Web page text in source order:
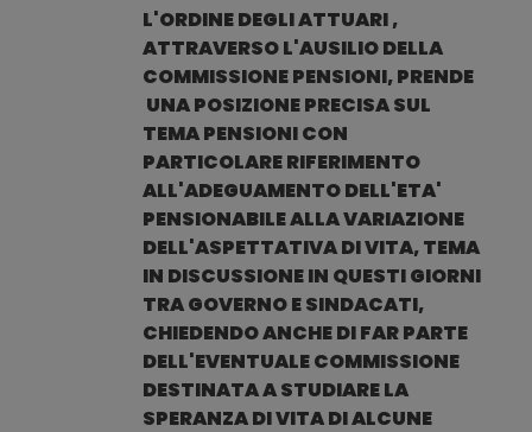
L'ORDINE DEGLI ATTUARI ,
ATTRAVERSO L'AUSILIO DELLA
COMMISSIONE PENSIONI, PRENDE
UNA POSIZIONE PRECISA SUL
TEMA PENSIONI CON
PARTICOLARE RIFERIMENTO
ALL'ADEGUAMENTO DELL'ETA'
PENSIONABILE ALLA VARIAZIONE
DELL'ASPETTATIVA DI VITA, TEMA
IN DISCUSSIONE IN QUESTI GIORNI
TRA GOVERNO E SINDACATI,
CHIEDENDO ANCHE DI FAR PARTE
DELL'EVENTUALE COMMISSIONE
DESTINATA A STUDIARE LA
SPERANZA DI VITA DI ALCUNE